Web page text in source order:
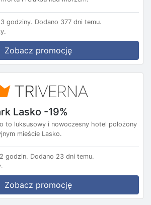
godziny. Dodano 377 dni temu.
Zobacz promocję
Lasko -19%
to luksusowy i nowoczesny hotel położony
mieście Lasko.
godzin. Dodano 23 dni temu.
Zobacz promocję